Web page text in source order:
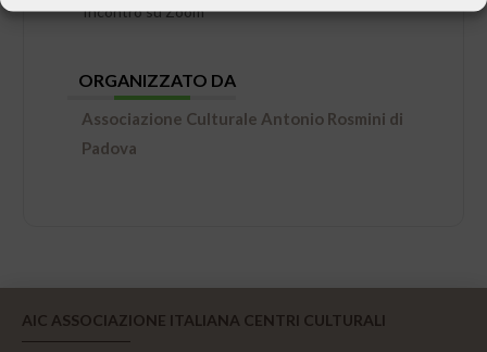
Incontro su Zoom
ORGANIZZATO DA
Associazione Culturale Antonio Rosmini di
Padova
AIC ASSOCIAZIONE ITALIANA CENTRI CULTURALI